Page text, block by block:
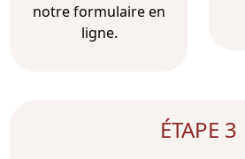
notre formulaire en
ligne.
ÉTAPE 3